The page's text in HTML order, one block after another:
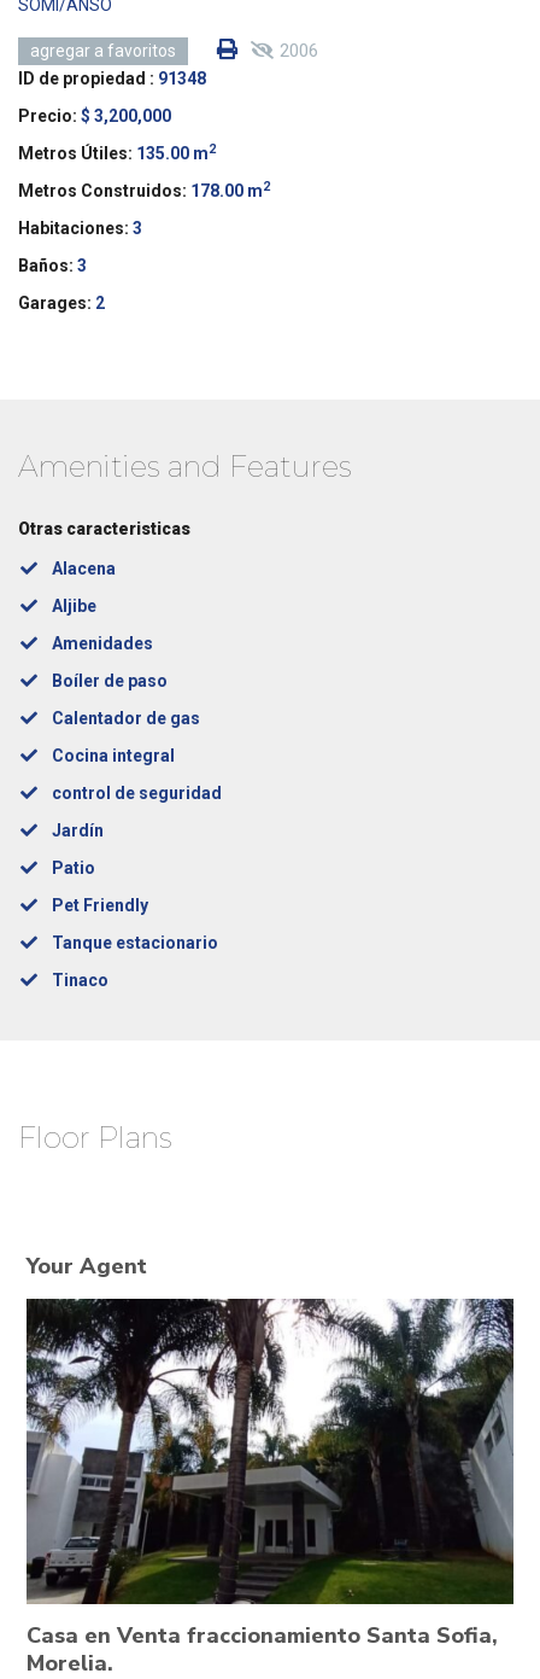
SOMI/ANSO
agregar a favoritos 2006
ID de propiedad : 91348
Precio: $ 3,200,000
Metros Útiles: 135.00 m2
Metros Construidos: 178.00 m2
Habitaciones: 3
Baños: 3
Garages: 2
Amenities and Features
Otras caracteristicas
Alacena
Aljibe
Amenidades
Boíler de paso
Calentador de gas
Cocina integral
control de seguridad
Jardín
Patio
Pet Friendly
Tanque estacionario
Tinaco
Floor Plans
Your Agent
Casa en Venta fraccionamiento Santa Sofia,
Morelia.